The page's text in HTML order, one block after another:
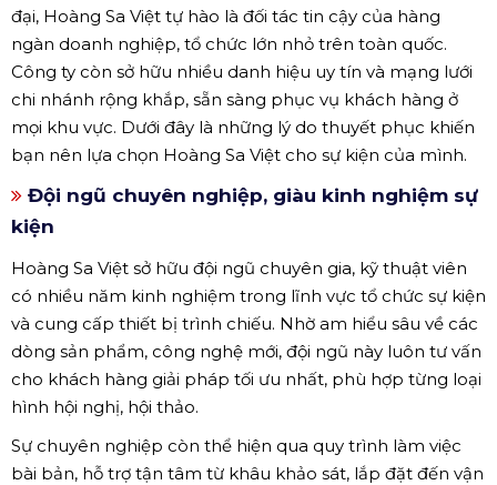
đại, Hoàng Sa Việt tự hào là đối tác tin cậy của hàng
ngàn doanh nghiệp, tổ chức lớn nhỏ trên toàn quốc.
Công ty còn sở hữu nhiều danh hiệu uy tín và mạng lưới
chi nhánh rộng khắp, sẵn sàng phục vụ khách hàng ở
mọi khu vực. Dưới đây là những lý do thuyết phục khiến
bạn nên lựa chọn Hoàng Sa Việt cho sự kiện của mình.
Đội ngũ chuyên nghiệp, giàu kinh nghiệm sự
kiện
Hoàng Sa Việt sở hữu đội ngũ chuyên gia, kỹ thuật viên
có nhiều năm kinh nghiệm trong lĩnh vực tổ chức sự kiện
và cung cấp thiết bị trình chiếu. Nhờ am hiểu sâu về các
dòng sản phẩm, công nghệ mới, đội ngũ này luôn tư vấn
cho khách hàng giải pháp tối ưu nhất, phù hợp từng loại
hình hội nghị, hội thảo.
Sự chuyên nghiệp còn thể hiện qua quy trình làm việc
bài bản, hỗ trợ tận tâm từ khâu khảo sát, lắp đặt đến vận